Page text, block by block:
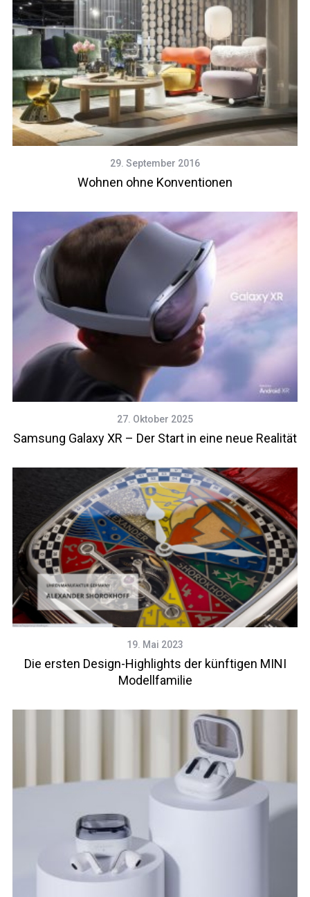
29. September 2016
Wohnen ohne Konventionen
27. Oktober 2025
Samsung Galaxy XR – Der Start in eine neue Realität
19. Mai 2023
Die ersten Design-Highlights der künftigen MINI
Modellfamilie